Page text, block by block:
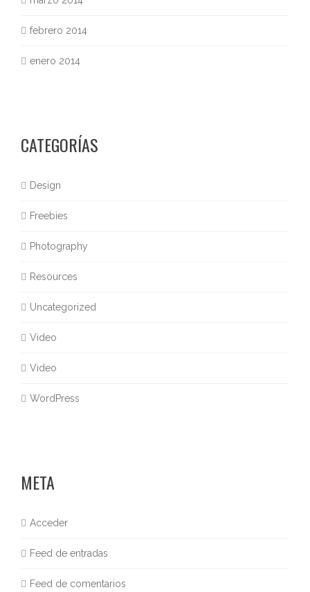
febrero 2014
enero 2014
CATEGORÍAS
Design
Freebies
Photography
Resources
Uncategorized
Video
Video
WordPress
META
Acceder
Feed de entradas
Feed de comentarios